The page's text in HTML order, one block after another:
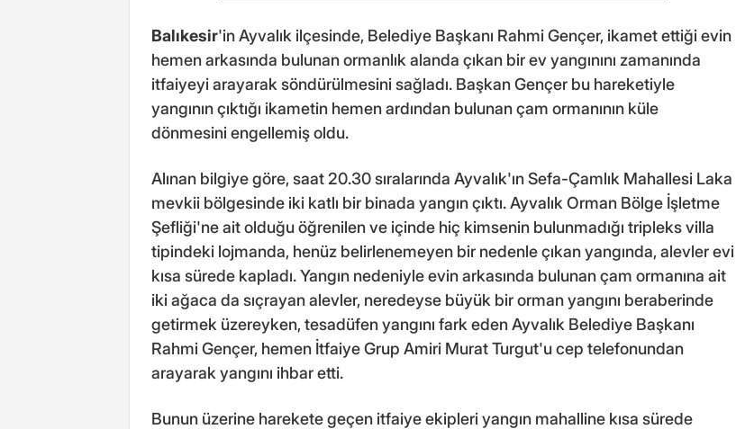
Balıkesir'in Ayvalık ilçesinde, Belediye Başkanı Rahmi Gençer, ikamet ettiği evin
hemen arkasında bulunan ormanlık alanda çıkan bir ev yangınını zamanında
itfaiyeyi arayarak söndürülmesini sağladı. Başkan Gençer bu hareketiyle
yangının çıktığı ikametin hemen ardından bulunan çam ormanının küle
dönmesini engellemiş oldu.
Alınan bilgiye göre, saat 20.30 sıralarında Ayvalık'ın Sefa-Çamlık Mahallesi Laka
mevkii bölgesinde iki katlı bir binada yangın çıktı. Ayvalık Orman Bölge İşletme
Şefliği'ne ait olduğu öğrenilen ve içinde hiç kimsenin bulunmadığı tripleks villa
tipindeki lojmanda, henüz belirlenemeyen bir nedenle çıkan yangında, alevler evi
kısa sürede kapladı. Yangın nedeniyle evin arkasında bulunan çam ormanına ait
iki ağaca da sıçrayan alevler, neredeyse büyük bir orman yangını beraberinde
getirmek üzereyken, tesadüfen yangını fark eden Ayvalık Belediye Başkanı
Rahmi Gençer, hemen İtfaiye Grup Amiri Murat Turgut'u cep telefonundan
arayarak yangını ihbar etti.
Bunun üzerine harekete geçen itfaiye ekipleri yangın mahalline kısa sürede